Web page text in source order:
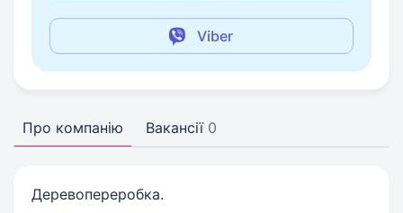
Viber
Про компанію Вакансії 0
Деревопереробка.